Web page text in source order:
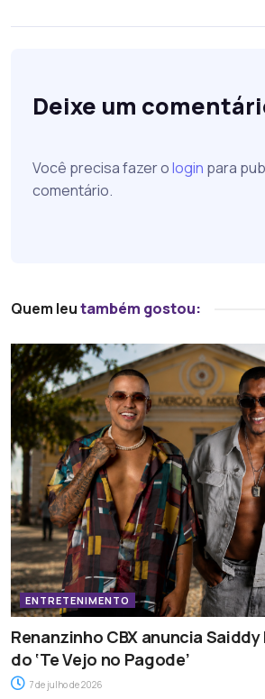
Deixe um
Você precisa fazer ologin para
comentário.
Quem leutambém gostou:
ENTRETENIMENTO
Renanzinho CBX anuncia
do ‘Te Vejo no Pagode’
7 de julho de 2026